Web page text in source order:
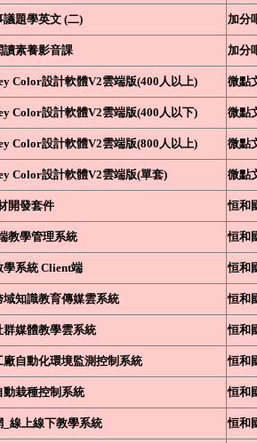
議題學英文 (二) 加分
讀素養影音課 加分
Color設計軟體V2雲端版(400人以上) 微點
Color設計軟體V2雲端版(400人以下) 微點
Color設計軟體V2雲端版(800人以上) 微點
Color設計軟體V2雲端版(單套) 微點
開發套件 恒和
教學管理系統 恒和
學系統 Client端 恒和
域知識教育傳媒雲系統 恒和
群媒體教學雲系統 恒和
廠自動化環境監測控制系統 恒和
動栽種控制系統 恒和
_線上線下教學系統 恒和